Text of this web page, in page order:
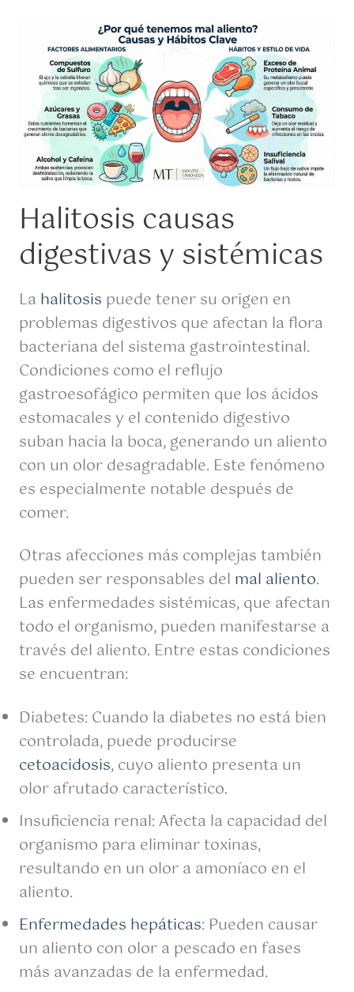
Halitosis causas
digestivas y sistémicas
La halitosis puede tener su origen en
problemas digestivos que afectan la flora
bacteriana del sistema gastrointestinal.
Condiciones como el reflujo
gastroesofágico permiten que los ácidos
estomacales y el contenido digestivo
suban hacia la boca, generando un aliento
con un olor desagradable. Este fenómeno
es especialmente notable después de
comer.
Otras afecciones más complejas también
pueden ser responsables del mal aliento.
Las enfermedades sistémicas, que afectan
todo el organismo, pueden manifestarse a
través del aliento. Entre estas condiciones
se encuentran:
Diabetes: Cuando la diabetes no está bien
controlada, puede producirse
cetoacidosis, cuyo aliento presenta un
olor afrutado característico.
Insuficiencia renal: Afecta la capacidad del
organismo para eliminar toxinas,
resultando en un olor a amoníaco en el
aliento.
Enfermedades hepáticas: Pueden causar
un aliento con olor a pescado en fases
más avanzadas de la enfermedad.